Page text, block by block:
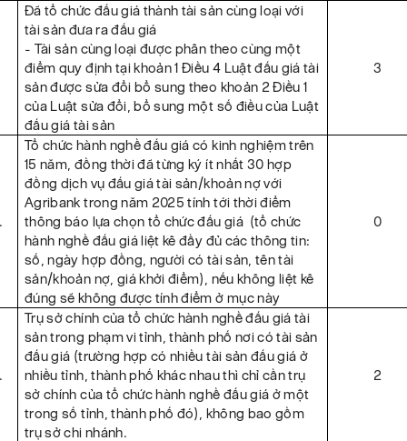
Đã tổ chức đấu giá thành tài sản cùng loại với
tài sản đưa ra đấu giá
- Tài sản cùng loại được phân theo cùng một
điểm quy định tại khoản 1 Điều 4 Luật đấu giá tài
sản được sửa đổi bổ sung theo khoản 2 Điều 1
của Luật sửa đổi, bổ sung một số điều của Luật
đấu giá tài sản
3
Tổ chức hành nghề đấu giá có kinh nghiệm trên
15 năm, đồng thời đã từng ký ít nhất 30 hợp
đồng dịch vụ đấu giá tài sản/khoản nợ với
Agribank trong năm 2025 tính tới thời điểm
thông báo lựa chọn tổ chức đấu giá (tổ chức
hành nghề đấu giá liệt kê đầy đủ các thông tin:
số, ngày hợp đồng, người có tài sản, tên tài
sản/khoản nợ, giá khởi điểm), nếu không liệt kê
đúng sẽ không được tính điểm ở mục này
0
Trụ sở chính của tổ chức hành nghề đấu giá tài
sản trong phạm vi tỉnh, thành phố nơi có tài sản
đấu giá (trường hợp có nhiều tài sản đấu giá ở
nhiều tỉnh, thành phố khác nhau thì chỉ cần trụ
sở chính của tổ chức hành nghề đấu giá ở một
trong số tỉnh, thành phố đó), không bao gồm
trụ sở chi nhánh.
2